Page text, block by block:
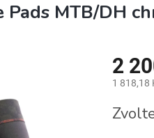
Pads MTB/DH
2
1 818,18
cena: